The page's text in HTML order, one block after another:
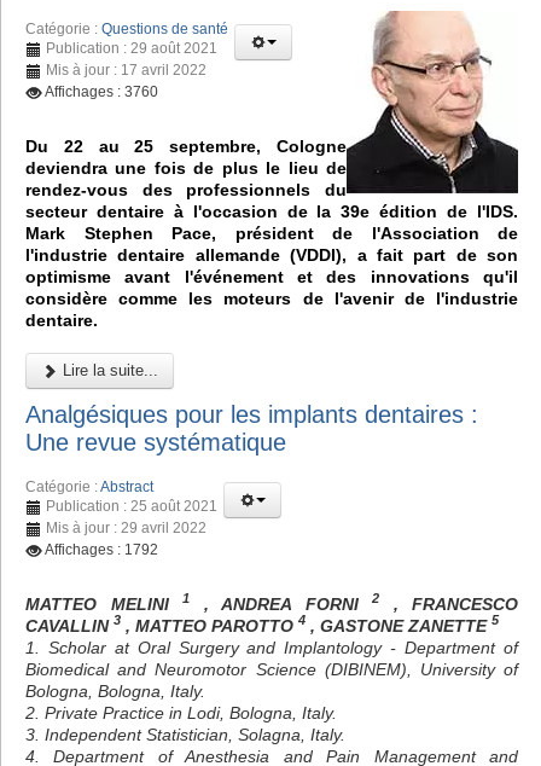
Catégorie : Questions de santé
Publication : 29 août 2021
Mis à jour : 17 avril 2022
Affichages : 3760
Du 22 au 25 septembre, Cologne
deviendra une fois de plus le lieu de
rendez-vous des professionnels du
secteur dentaire à l'occasion de la 39e édition de l'IDS.
Mark Stephen Pace, président de l'Association de
l'industrie dentaire allemande (VDDI), a fait part de son
optimisme avant l'événement et des innovations qu'il
considère comme les moteurs de l'avenir de l'industrie
dentaire.
Lire la suite...
Analgésiques pour les implants dentaires :
Une revue systématique
Catégorie :Abstract
Publication : 25 août 2021
Mis à jour : 29 avril 2022
Affichages : 1792
MATTEO MELINI 1 , ANDREA FORNI 2
, FRANCESCO
CAVALLIN 3 , MATTEO PAROTTO 4 , GASTONE ZANETTE 5
1. Scholar at Oral Surgery and Implantology - Department of
Biomedical and Neuromotor Science (DIBINEM), University of
Bologna, Bologna, Italy.
2. Private Practice in Lodi, Bologna, Italy.
3. Independent Statistician, Solagna, Italy.
4. Department of Anesthesia and Pain Management and